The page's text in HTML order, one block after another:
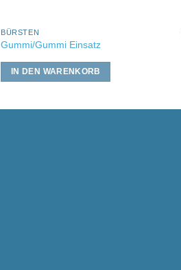
BÜRSTEN
Gummi/Gummi Einsatz
IN DEN WARENKORB